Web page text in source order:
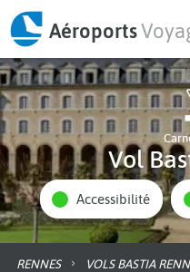
Aéroports
Vol
Accessibilité
RENNES VOLS BASTIA